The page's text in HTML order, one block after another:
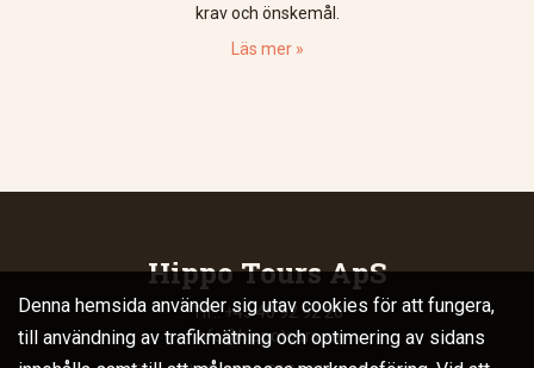
krav och önskemål.
Läs mer »
Hippo Tours ApS
Tlf.: +45 40 92 92 20
info@hippotours.se
Denna hemsida använder sig utav cookies för att fungera,
till användning av trafikmätning och optimering av sidans